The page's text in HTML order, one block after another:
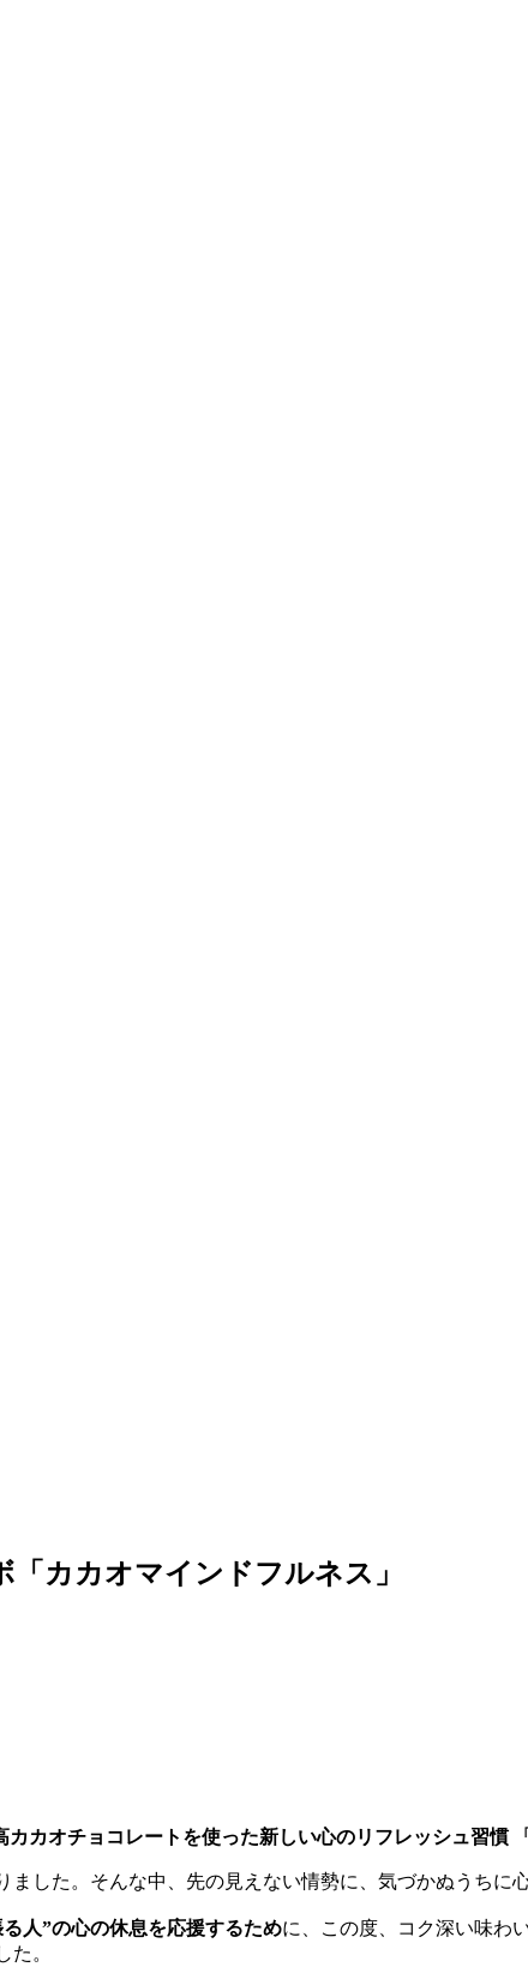
カカオマインドフルネス」
カオチョコレートを使った新しい心のリフレッシュ習慣
した。そんな中、先の見えない情勢に、気づかぬうちに
る人”の心の休息を応援するために、この度、コク深い味わ
た。